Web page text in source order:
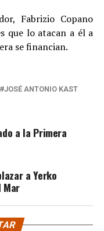
Fabrizio Copano
que lo atacan a él a
se financian.
JOSÉ ANTONIO KAST
a la Primera
a Yerko
Mar